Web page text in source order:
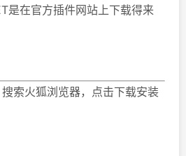
是在官方插件网站上下载得来
火狐浏览器，点击下载安装